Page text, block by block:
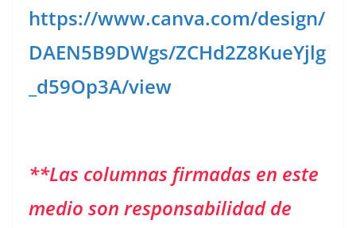
https://www.canva.com/design/
DAEN5B9DWgs/ZCHd2Z8KueYjlg
_d59Op3A/view
**Las columnas firmadas en este
medio son responsabilidad de